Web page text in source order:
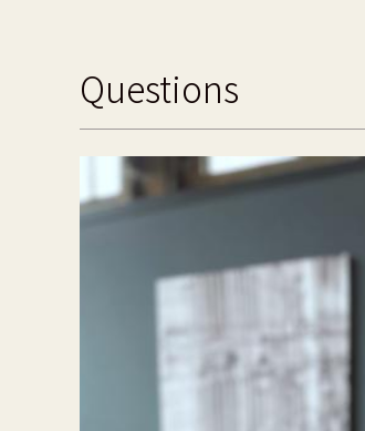
Questions